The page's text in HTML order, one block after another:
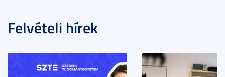
Felvételi hírek